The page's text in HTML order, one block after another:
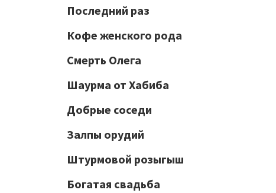
Последний раз
Кофе женского рода
Смерть Олега
Шаурма от Хабиба
Добрые соседи
Залпы орудий
Штурмовой розыгыш
Богатая свадьба